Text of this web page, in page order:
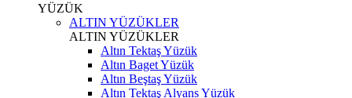
YÜZÜK
ALTIN YÜZÜKLER
ALTIN YÜZÜKLER
Altın Tektaş Yüzük
Altın Baget Yüzük
Altın Beştaş Yüzük
Altın Tektaş Alyans Yüzük